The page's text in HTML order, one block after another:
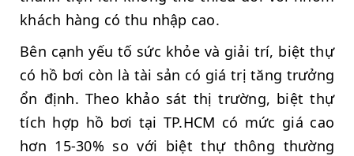
khách hàng có thu nhập cao.
Bên cạnh yếu tố sức khỏe và giải trí, biệt thự
có hồ bơi còn là tài sản có giá trị tăng trưởng
ổn định. Theo khảo sát thị trường, biệt thự
tích hợp hồ bơi tại TP.HCM có mức giá cao
hơn 15-30% so với biệt thự thông thường